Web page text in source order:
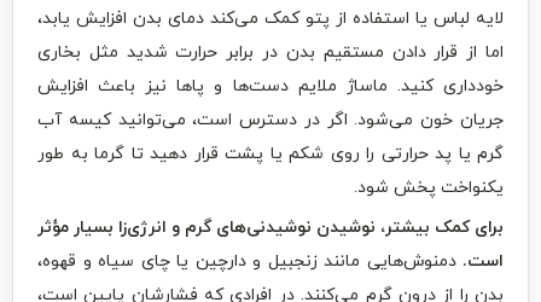
لایه لباس یا استفاده از پتو کمک می‌کند دمای بدن افزایش یابد،
اما از قرار دادن مستقیم بدن در برابر حرارت شدید مثل بخاری
خودداری کنید. ماساژ ملایم دست‌ها و پاها نیز باعث افزایش
جریان خون می‌شود. اگر در دسترس است، می‌توانید کیسه آب
گرم یا پد حرارتی را روی شکم یا پشت قرار دهید تا گرما به طور
یکنواخت پخش شود.
برای کمک بیشتر، نوشیدن نوشیدنی‌های گرم و انرژی‌زا بسیار مؤثر
است. دمنوش‌هایی مانند زنجبیل و دارچین یا چای سیاه و قهوه،
بدن را از درون گرم می‌کنند. در افرادی که فشارشان پایین است،